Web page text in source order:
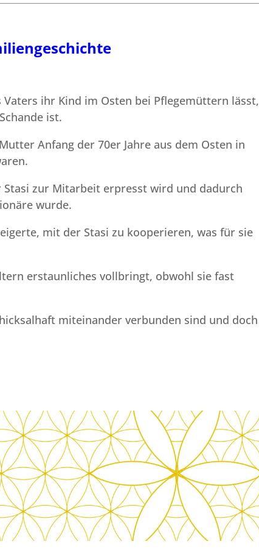
ihr Kind im Osten bei Pflegemüttern lässt,
ist.
Anfang der 70er Jahre aus dem Osten in
zur Mitarbeit erpresst wird und dadurch
wurde.
mit der Stasi zu kooperieren, was für sie
erstaunliches vollbringt, obwohl sie fast
miteinander verbunden sind und doch